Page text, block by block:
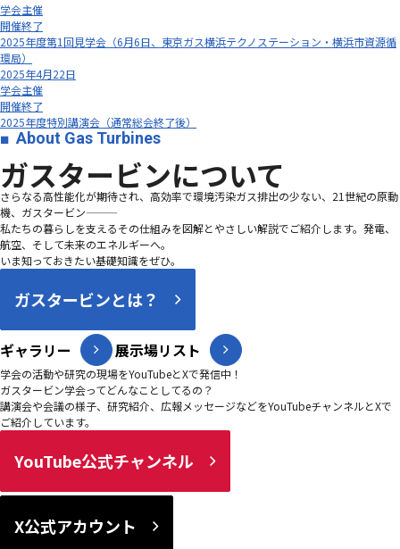
学会主催
開催終了
2025年度第1回見学会（6月6日、東京ガス横浜テクノステーション・横浜市資源循
環局）
2025年4月22日
学会主催
開催終了
2025年度特別講演会（通常総会終了後）
About Gas Turbines
ガスタービンについて
さらなる高性能化が期待され、高効率で環境汚染ガス排出の少ない、21世紀の原動
機、ガスタービン―――
私たちの暮らしを支えるその仕組みを図解とやさしい解説でご紹介します。発電、
航空、そして未来のエネルギーへ。
いま知っておきたい基礎知識をぜひ。
ガスタービンとは？
ギャラリー 展示場リスト
学会の活動や研究の現場をYouTubeとXで発信中！
ガスタービン学会ってどんなことしてるの？
講演会や会議の様子、研究紹介、広報メッセージなどをYouTubeチャンネルとXで
ご紹介しています。
YouTube公式チャンネル
X公式アカウント